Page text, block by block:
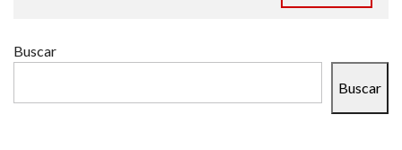
Buscar
Buscar